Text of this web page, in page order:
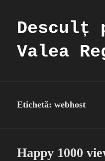
Desculț
Valea
Etichetă:webhost
Happy 1000